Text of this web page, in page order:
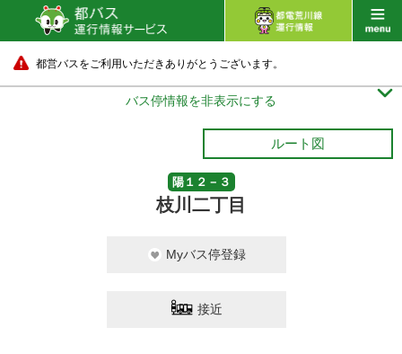
都営バスをご利用いただきありがとうございます。
バス停情報を非表示にする 
ルート図
陽１２－３
枝川二丁目
Myバス停登録
接近